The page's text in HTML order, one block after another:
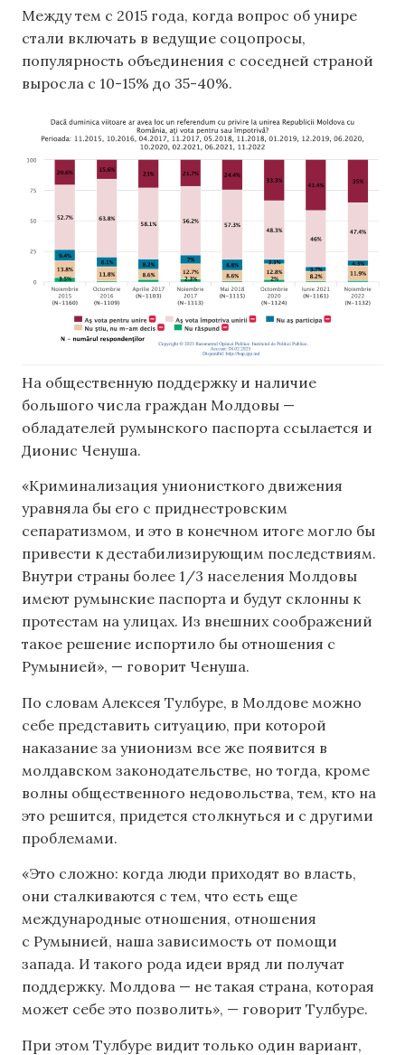
Между тем с 2015 года, когда вопрос об унире
стали включать в ведущие соцопросы,
популярность объединения с соседней страной
выросла с 10-15% до 35-40%.
На общественную поддержку и наличие
большого числа граждан Молдовы —
обладателей румынского паспорта ссылается и
Дионис Ченуша.
«Криминализация унионисткого движения
уравняла бы его с приднестровским
сепаратизмом, и это в конечном итоге могло бы
привести к дестабилизирующим последствиям.
Внутри страны более 1/3 населения Молдовы
имеют румынские паспорта и будут склонны к
протестам на улицах. Из внешних соображений
такое решение испортило бы отношения с
Румынией», — говорит Ченуша.
По словам Алексея Тулбуре, в Молдове можно
себе представить ситуацию, при которой
наказание за унионизм все же появится в
молдавском законодательстве, но тогда, кроме
волны общественного недовольства, тем, кто на
это решится, придется столкнуться и с другими
проблемами.
«Это сложно: когда люди приходят во власть,
они сталкиваются с тем, что есть еще
международные отношения, отношения
с Румынией, наша зависимость от помощи
запада. И такого рода идеи вряд ли получат
поддержку. Молдова — не такая страна, которая
может себе это позволить», — говорит Тулбуре.
При этом Тулбуре видит только один вариант,